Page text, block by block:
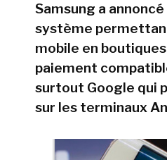
Samsung a
système
mobile en
paiement
surtout Google qui
sur les terminaux